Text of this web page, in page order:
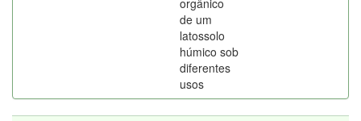
orgânico
de um
latossolo
húmico sob
diferentes
usos